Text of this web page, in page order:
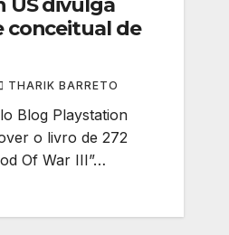
US divulga
conceitual de
THARIK BARRETO
Blog Playstation
o livro de 272
Of War III”…